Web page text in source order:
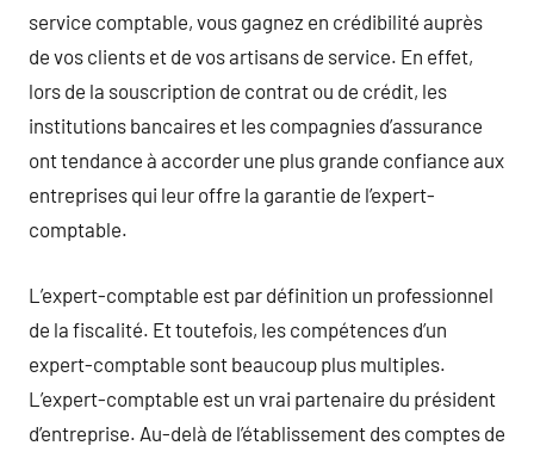
service comptable, vous gagnez en crédibilité auprès
de vos clients et de vos artisans de service. En effet,
lors de la souscription de contrat ou de crédit, les
institutions bancaires et les compagnies d’assurance
ont tendance à accorder une plus grande confiance aux
entreprises qui leur offre la garantie de l’expert-
comptable.
L’expert-comptable est par définition un professionnel
de la fiscalité. Et toutefois, les compétences d’un
expert-comptable sont beaucoup plus multiples.
L’expert-comptable est un vrai partenaire du président
d’entreprise. Au-delà de l’établissement des comptes de